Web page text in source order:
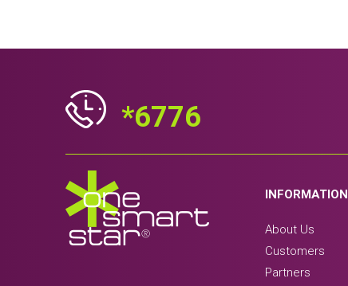
*6776
INFORMATION
About Us
Customers
Partners